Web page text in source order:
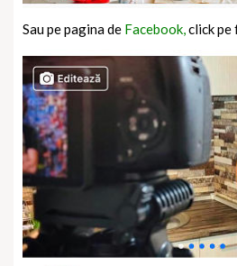
Sau pe pagina de Facebook,click